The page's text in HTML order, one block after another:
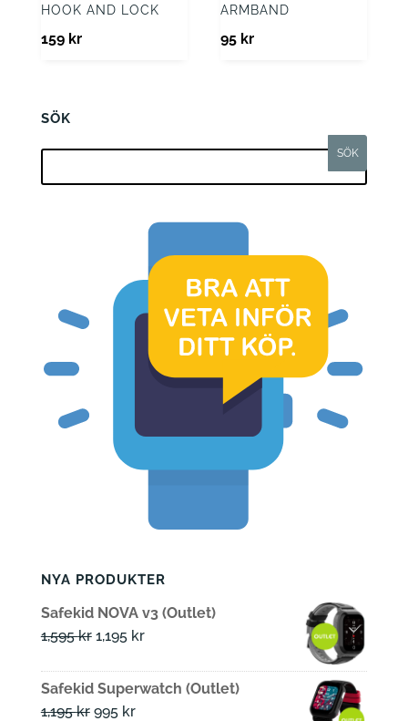
HOOK AND LOCK
159 kr
ARMBAND
95 kr
SÖK
NYA PRODUKTER
Safekid NOVA v3 (Outlet)
1,595kr Det
priset
var:
1,195 krDet
priset
Safekid Superwatch (Outlet)
1,195kr Det
995 krDet